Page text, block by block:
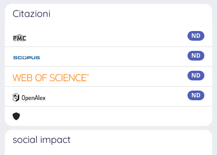
Citazioni
ND
ND
ND
ND
social impact